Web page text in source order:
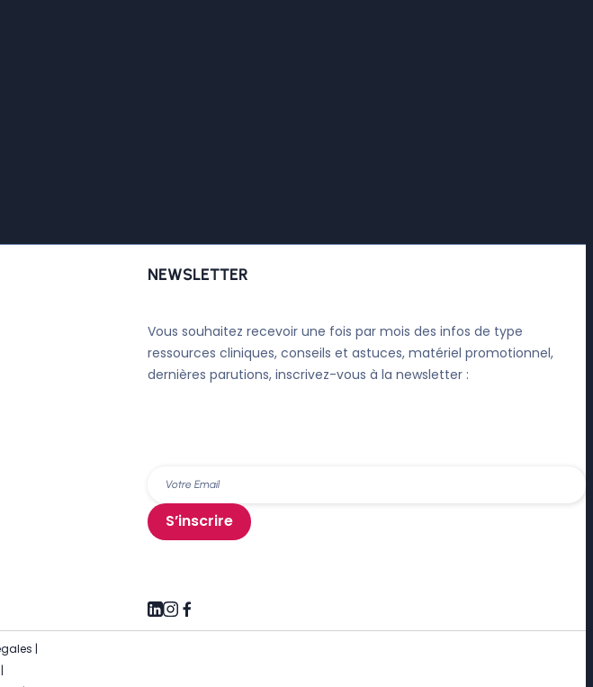
NEWSLETTER
Vous souhaitez recevoir une fois par mois des infos de type
ressources cliniques, conseils et astuces, matériel promotionnel,
dernières parutions, inscrivez-vous à la newsletter :
S’inscrire
|
|